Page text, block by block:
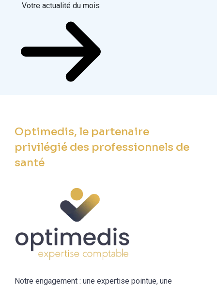
Votre actualité du mois
Optimedis, le partenaire
privilégié des professionnels de
santé
Notre engagement : une expertise pointue, une